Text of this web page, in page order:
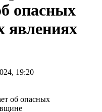
опасных
явлениях
19:20